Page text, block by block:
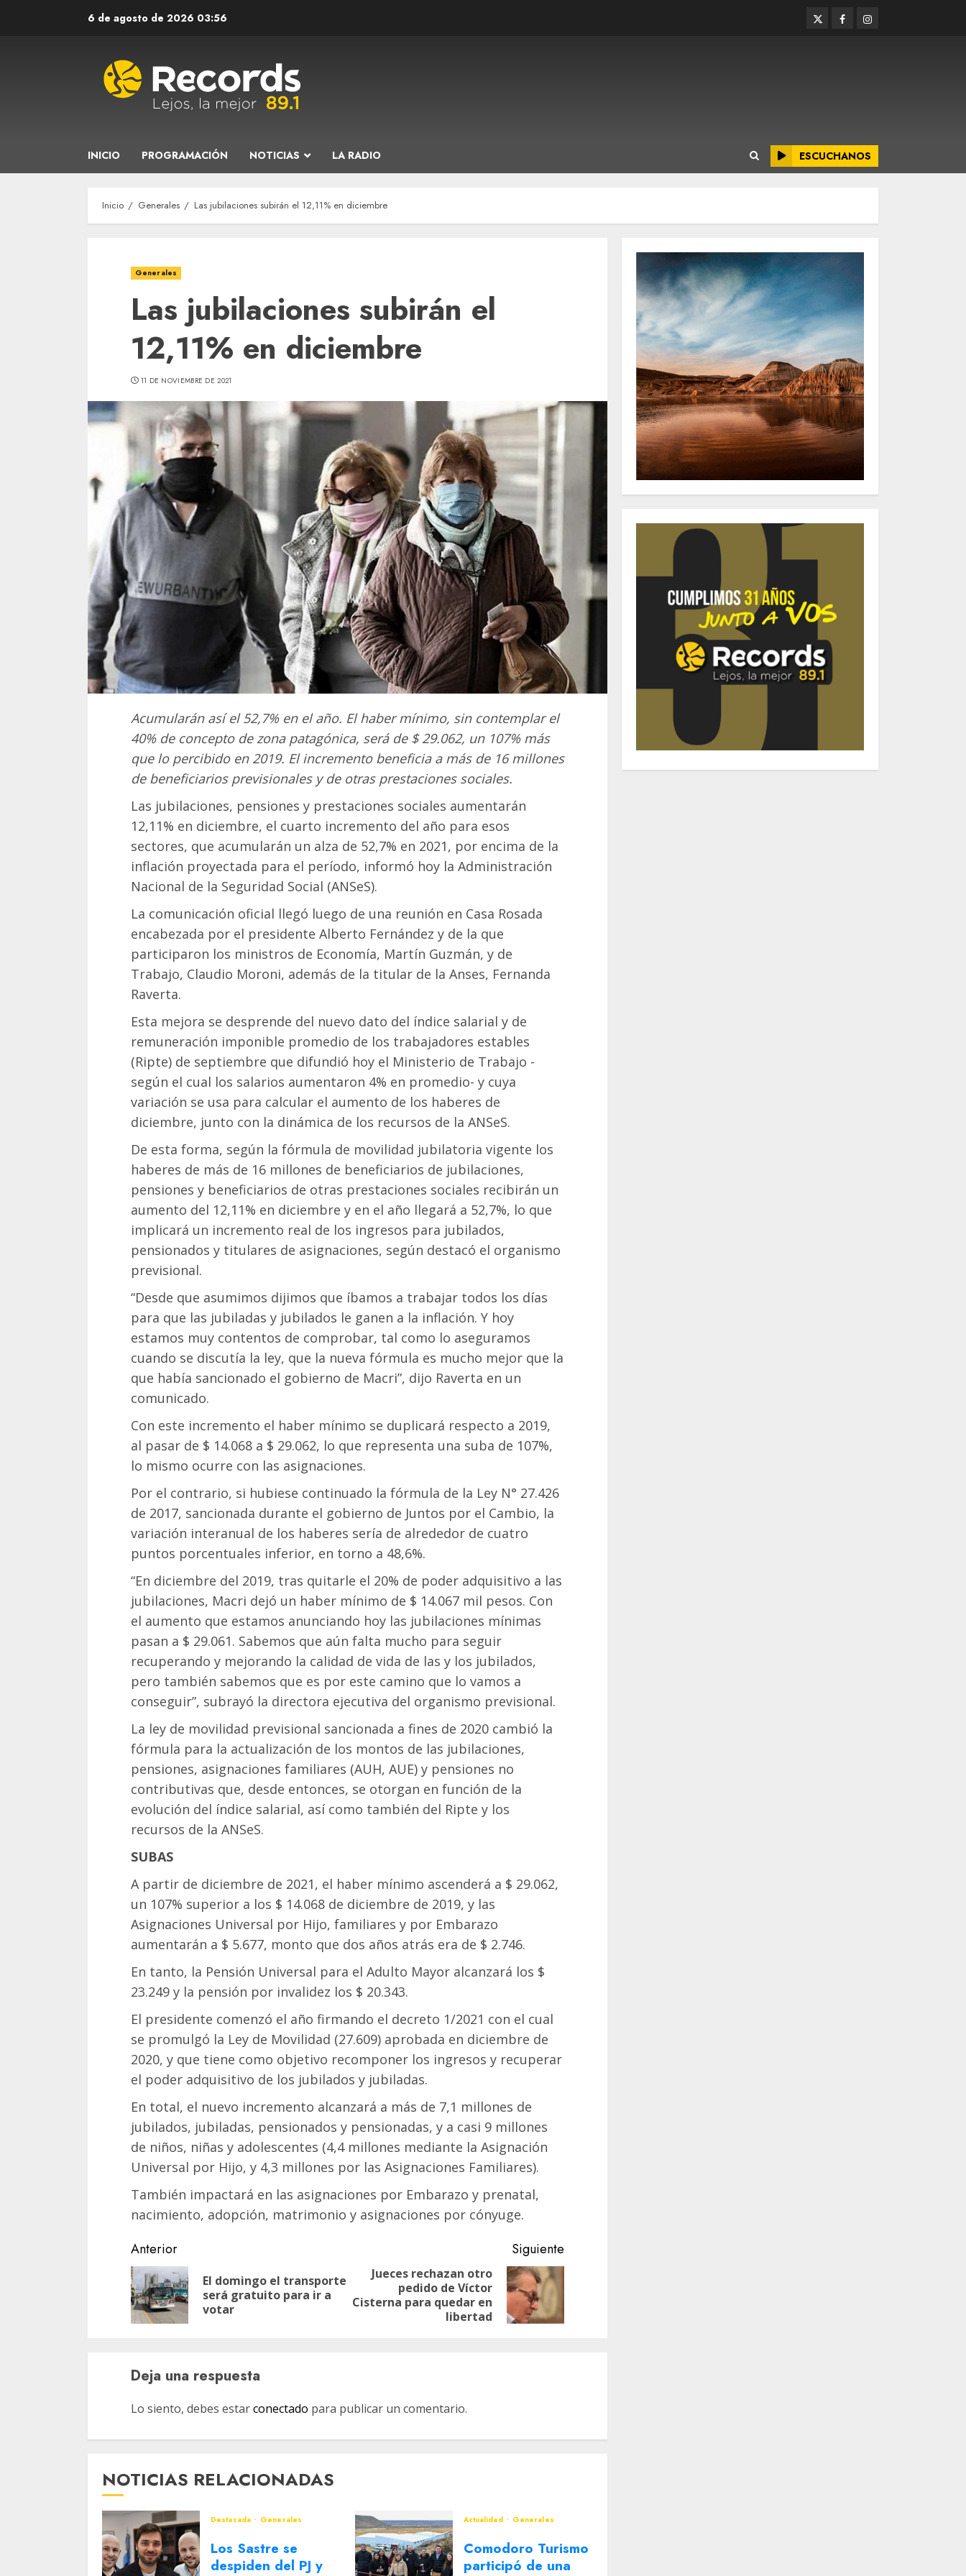
6 de agosto de 2026 03:56 TwitterFacebookInstagram
INICIO PROGRAMACIÓN NOTICIAS LA RADIO ESCUCHANOS
Inicio Generales Las jubilaciones subirán el 12,11% en diciembre
Generales
Las jubilaciones subirán el
12,11% en diciembre
11 DE NOVIEMBRE DE 2021
Acumularán así el 52,7% en el año. El haber mínimo, sin contemplar el
40% de concepto de zona patagónica, será de $ 29.062, un 107% más
que lo percibido en 2019. El incremento beneficia a más de 16 millones
de beneficiarios previsionales y de otras prestaciones sociales.
Las jubilaciones, pensiones y prestaciones sociales aumentarán
12,11% en diciembre, el cuarto incremento del año para esos
sectores, que acumularán un alza de 52,7% en 2021, por encima de la
inflación proyectada para el período, informó hoy la Administración
Nacional de la Seguridad Social (ANSeS).
La comunicación oficial llegó luego de una reunión en Casa Rosada
encabezada por el presidente Alberto Fernández y de la que
participaron los ministros de Economía, Martín Guzmán, y de
Trabajo, Claudio Moroni, además de la titular de la Anses, Fernanda
Raverta.
Esta mejora se desprende del nuevo dato del índice salarial y de
remuneración imponible promedio de los trabajadores estables
(Ripte) de septiembre que difundió hoy el Ministerio de Trabajo -
según el cual los salarios aumentaron 4% en promedio- y cuya
variación se usa para calcular el aumento de los haberes de
diciembre, junto con la dinámica de los recursos de la ANSeS.
De esta forma, según la fórmula de movilidad jubilatoria vigente los
haberes de más de 16 millones de beneficiarios de jubilaciones,
pensiones y beneficiarios de otras prestaciones sociales recibirán un
aumento del 12,11% en diciembre y en el año llegará a 52,7%, lo que
implicará un incremento real de los ingresos para jubilados,
pensionados y titulares de asignaciones, según destacó el organismo
previsional.
“Desde que asumimos dijimos que íbamos a trabajar todos los días
para que las jubiladas y jubilados le ganen a la inflación. Y hoy
estamos muy contentos de comprobar, tal como lo aseguramos
cuando se discutía la ley, que la nueva fórmula es mucho mejor que la
que había sancionado el gobierno de Macri”, dijo Raverta en un
comunicado.
Con este incremento el haber mínimo se duplicará respecto a 2019,
al pasar de $ 14.068 a $ 29.062, lo que representa una suba de 107%,
lo mismo ocurre con las asignaciones.
Por el contrario, si hubiese continuado la fórmula de la Ley N° 27.426
de 2017, sancionada durante el gobierno de Juntos por el Cambio, la
variación interanual de los haberes sería de alrededor de cuatro
puntos porcentuales inferior, en torno a 48,6%.
“En diciembre del 2019, tras quitarle el 20% de poder adquisitivo a las
jubilaciones, Macri dejó un haber mínimo de $ 14.067 mil pesos. Con
el aumento que estamos anunciando hoy las jubilaciones mínimas
pasan a $ 29.061. Sabemos que aún falta mucho para seguir
recuperando y mejorando la calidad de vida de las y los jubilados,
pero también sabemos que es por este camino que lo vamos a
conseguir”, subrayó la directora ejecutiva del organismo previsional.
La ley de movilidad previsional sancionada a fines de 2020 cambió la
fórmula para la actualización de los montos de las jubilaciones,
pensiones, asignaciones familiares (AUH, AUE) y pensiones no
contributivas que, desde entonces, se otorgan en función de la
evolución del índice salarial, así como también del Ripte y los
recursos de la ANSeS.
SUBAS
A partir de diciembre de 2021, el haber mínimo ascenderá a $ 29.062,
un 107% superior a los $ 14.068 de diciembre de 2019, y las
Asignaciones Universal por Hijo, familiares y por Embarazo
aumentarán a $ 5.677, monto que dos años atrás era de $ 2.746.
En tanto, la Pensión Universal para el Adulto Mayor alcanzará los $
23.249 y la pensión por invalidez los $ 20.343.
El presidente comenzó el año firmando el decreto 1/2021 con el cual
se promulgó la Ley de Movilidad (27.609) aprobada en diciembre de
2020, y que tiene como objetivo recomponer los ingresos y recuperar
el poder adquisitivo de los jubilados y jubiladas.
En total, el nuevo incremento alcanzará a más de 7,1 millones de
jubilados, jubiladas, pensionados y pensionadas, y a casi 9 millones
de niños, niñas y adolescentes (4,4 millones mediante la Asignación
Universal por Hijo, y 4,3 millones por las Asignaciones Familiares).
También impactará en las asignaciones por Embarazo y prenatal,
nacimiento, adopción, matrimonio y asignaciones por cónyuge.
Navegación
de
entradas
Anterior
anterior:
El domingo el transporte
será gratuito para ir a
votar
Siguiente
Siguiente
entrada:
Jueces rechazan otro
pedido de Víctor
Cisterna para quedar en
libertad
Deja una respuesta
Lo siento, debes estarconectado para publicar un comentario.
NOTICIAS RELACIONADAS
Destacada Generales
Los Sastre se
despiden del PJ y
Actualidad Generales
Comodoro Turismo
participó de una